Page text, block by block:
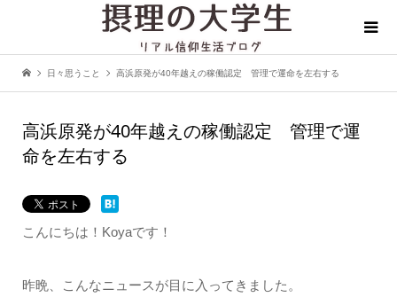
日々思うこと 高浜原発が40年越えの稼働認定 管理で運命を左右する
高浜原発が40年越えの稼働認定 管理で運
命を左右する
こんにちは！Koyaです！
昨晩、こんなニュースが目に入ってきました。